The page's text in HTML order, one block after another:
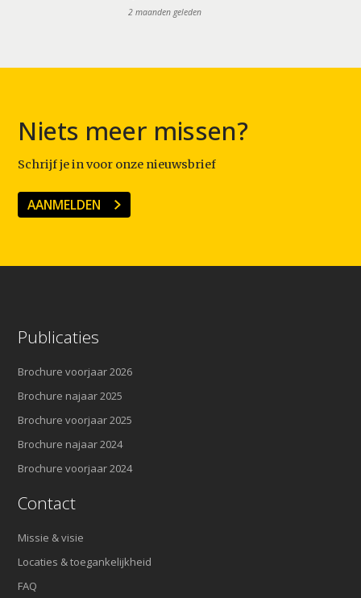
2 maanden geleden
Niets meer missen?
Schrijf je in voor onze nieuwsbrief
AANMELDEN
Publicaties
Brochure voorjaar 2026
Brochure najaar 2025
Brochure voorjaar 2025
Brochure najaar 2024
Brochure voorjaar 2024
Contact
Missie & visie
Locaties & toegankelijkheid
FAQ